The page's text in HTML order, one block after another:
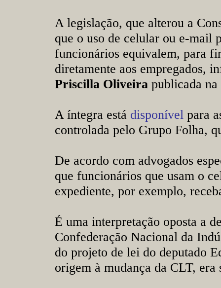
A legislação, que alterou a
que o uso de celular ou e-mail
funcionários equivalem, para
diretamente aos empregados,
Priscilla Oliveira publicada na
A íntegra está disponível para
controlada pelo Grupo Folha,
De acordo com advogados
que funcionários que usam o
expediente, por exemplo,
É uma interpretação oposta a
Confederação Nacional da
do projeto de lei do deputado
origem à mudança da CLT,